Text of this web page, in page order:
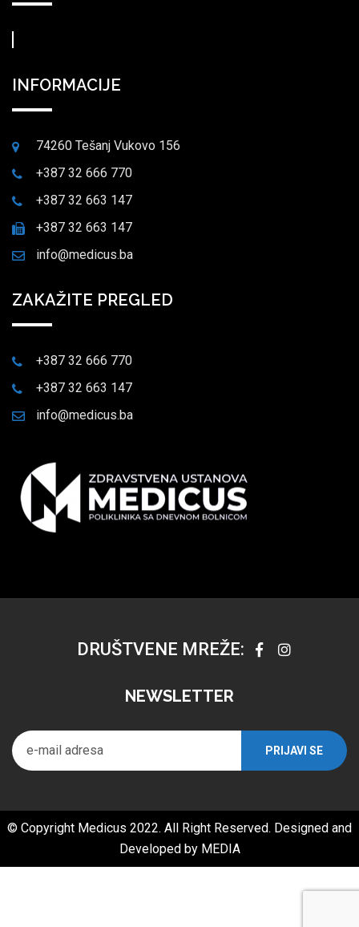
INFORMACIJE
74260 Tešanj Vukovo 156
+387 32 666 770
+387 32 663 147
+387 32 663 147
info@medicus.ba
ZAKAŽITE PREGLED
+387 32 666 770
+387 32 663 147
info@medicus.ba
DRUŠTVENE MREŽE:
NEWSLETTER
© Copyright Medicus 2022. All Right Reserved. Designed and
Developed by MEDIA